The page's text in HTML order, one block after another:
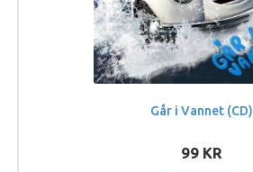
Går i Vannet (CD)
99 KR